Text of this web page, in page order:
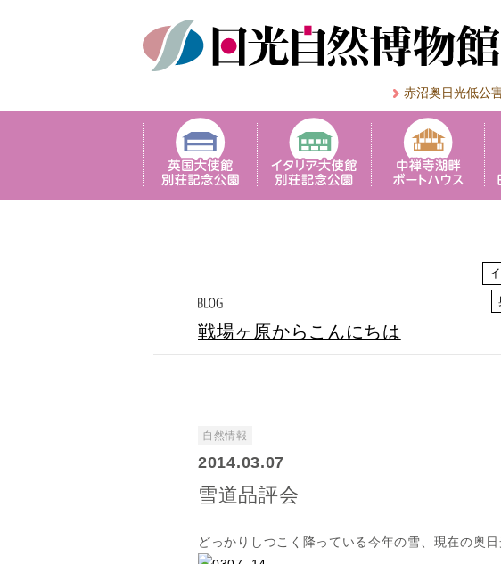
赤沼奥日光低公
戦場ヶ原からこんにちは
自然情報
2014.03.07
雪道品評会
どっかりしつこく降っている今年の雪、現在の奥